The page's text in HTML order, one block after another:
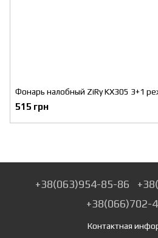
Фонарь налобный ZiRy KX305 3+1
515 грн
+38(063)954-85-86
+38(066)702-
Контактная